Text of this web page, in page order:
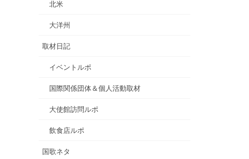
北米
大洋州
取材日記
イベントルポ
国際関係団体＆個人活動取材
大使館訪問ルポ
飲食店ルポ
国歌ネタ